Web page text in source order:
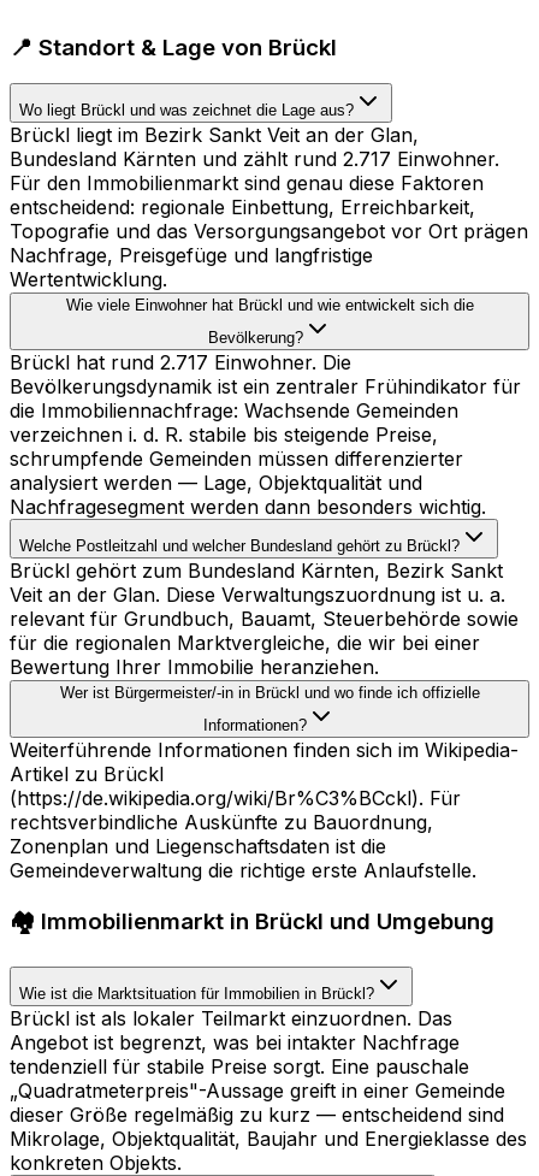
📍 Standort & Lage von Brückl
Wo liegt Brückl und was zeichnet die Lage aus?
Brückl liegt im Bezirk Sankt Veit an der Glan,
Bundesland Kärnten und zählt rund 2.717 Einwohner.
Für den Immobilienmarkt sind genau diese Faktoren
entscheidend: regionale Einbettung, Erreichbarkeit,
Topografie und das Versorgungsangebot vor Ort prägen
Nachfrage, Preisgefüge und langfristige
Wertentwicklung.
Wie viele Einwohner hat Brückl und wie entwickelt sich die
Bevölkerung?
Brückl hat rund 2.717 Einwohner. Die
Bevölkerungsdynamik ist ein zentraler Frühindikator für
die Immobiliennachfrage: Wachsende Gemeinden
verzeichnen i. d. R. stabile bis steigende Preise,
schrumpfende Gemeinden müssen differenzierter
analysiert werden — Lage, Objektqualität und
Nachfragesegment werden dann besonders wichtig.
Welche Postleitzahl und welcher Bundesland gehört zu Brückl?
Brückl gehört zum Bundesland Kärnten, Bezirk Sankt
Veit an der Glan. Diese Verwaltungszuordnung ist u. a.
relevant für Grundbuch, Bauamt, Steuerbehörde sowie
für die regionalen Marktvergleiche, die wir bei einer
Bewertung Ihrer Immobilie heranziehen.
Wer ist Bürgermeister/-in in Brückl und wo finde ich offizielle
Informationen?
Weiterführende Informationen finden sich im Wikipedia-
Artikel zu Brückl
(https://de.wikipedia.org/wiki/Br%C3%BCckl). Für
rechtsverbindliche Auskünfte zu Bauordnung,
Zonenplan und Liegenschaftsdaten ist die
Gemeindeverwaltung die richtige erste Anlaufstelle.
🏘️ Immobilienmarkt in Brückl und Umgebung
Wie ist die Marktsituation für Immobilien in Brückl?
Brückl ist als lokaler Teilmarkt einzuordnen. Das
Angebot ist begrenzt, was bei intakter Nachfrage
tendenziell für stabile Preise sorgt. Eine pauschale
„Quadratmeterpreis"-Aussage greift in einer Gemeinde
dieser Größe regelmäßig zu kurz — entscheidend sind
Mikrolage, Objektqualität, Baujahr und Energieklasse des
konkreten Objekts.